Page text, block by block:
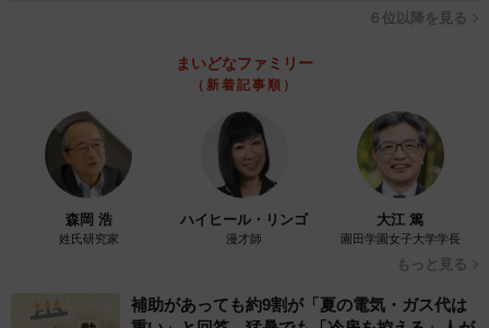
６位以降を見る
まいどなファミリー
（新着記事順）
森岡 浩
姓氏研究家
ハイヒール・リンゴ
漫才師
大江 篤
園田学園女子大学学長
もっと見る
補助があっても約9割が「夏の電気・ガス代は